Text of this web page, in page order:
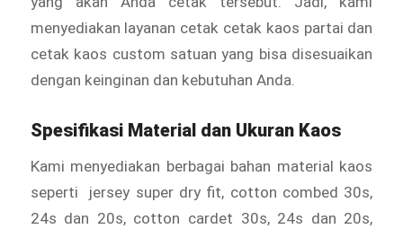
menyediakan layanan cetak cetak kaos partai dan
cetak kaos custom satuan yang bisa disesuaikan
dengan keinginan dan kebutuhan Anda.
Spesifikasi Material dan Ukuran Kaos
Kami menyediakan berbagai bahan material kaos
seperti jersey super dry fit, cotton combed 30s,
24s dan 20s, cotton cardet 30s, 24s dan 20s,